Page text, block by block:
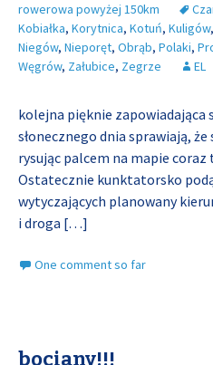
rowerowa powyżej 150km
Kobiałka, Korytnica, Kotuń, Kuligów,
Niegów, Nieporęt, Obrąb, Polaki,
Węgrów, Załubice, Zegrze EL
kolejna pięknie zapowiadająca
słonecznego dnia sprawiają,
rysując palcem na mapie
Ostatecznie kunktatorsko
wytyczających planowany
i droga […]
One comment so far
bociany!!!